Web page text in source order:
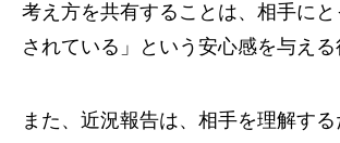
考え方を共有することは、相手に
されている」という安心感を与える
また、近況報告は、相手を理解す